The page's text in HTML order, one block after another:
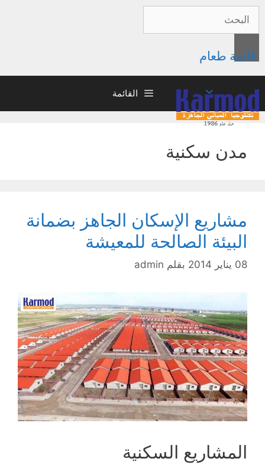
قائمة طعام
القائمة
مدن سكنية
مشاريع الإسكان الجاهز بضمانة
البيئة الصالحة للمعيشة
08 يناير 2014 بقلم admin
المشاريع السكنية